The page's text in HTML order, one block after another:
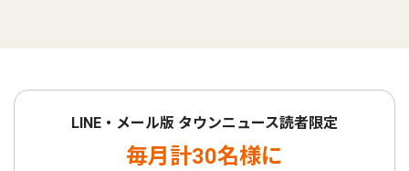
LINE・メール版 タウンニュース読者限定
毎月計30名様に